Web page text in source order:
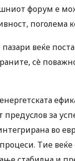
форум е
пазари веќе
сè
за
во
Тие